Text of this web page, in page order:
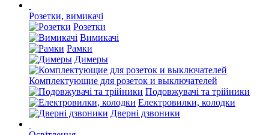
Розетки, вимикачі
Розетки
Вимикачі
Рамки
Димеры
Комплектующие для розеток и выключателей
Подовжувачі та трійники
Електровилки, колодки
Дверні дзвоники